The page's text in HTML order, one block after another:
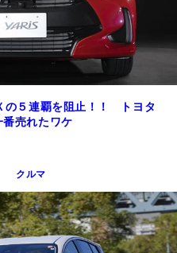
５連覇を阻止！！ トヨタ
番売れたワケ
クルマ